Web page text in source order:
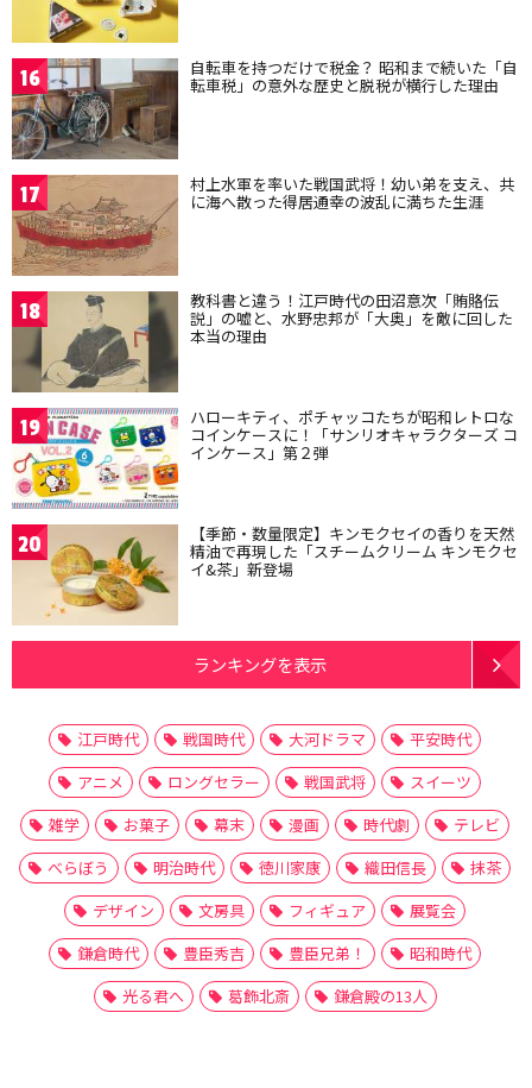
16 自転車を持つだけで税金？ 昭和まで続いた「自
転車税」の意外な歴史と脱税が横行した理由
17 村上水軍を率いた戦国武将！幼い弟を支え、共
に海へ散った得居通幸の波乱に満ちた生涯
18 教科書と違う！江戸時代の田沼意次「賄賂伝
説」の嘘と、水野忠邦が「大奥」を敵に回した
本当の理由
19 ハローキティ、ポチャッコたちが昭和レトロな
コインケースに！「サンリオキャラクターズ コ
インケース」第２弾
20 【季節・数量限定】キンモクセイの香りを天然
精油で再現した「スチームクリーム キンモクセ
イ&茶」新登場
ランキングを表示
江戸時代 戦国時代 大河ドラマ
平安時代
アニメ
ロングセラー 戦国武将
スイーツ
雑学
お菓子 幕末 漫画 時代劇
テレビ
べらぼう
明治時代 徳川家康 織田信長
抹茶
デザイン
文房具 フィギュア
展覧会
鎌倉時代
豊臣秀吉 豊臣兄弟！
昭和時代
光る君へ
葛飾北斎 鎌倉殿の13人